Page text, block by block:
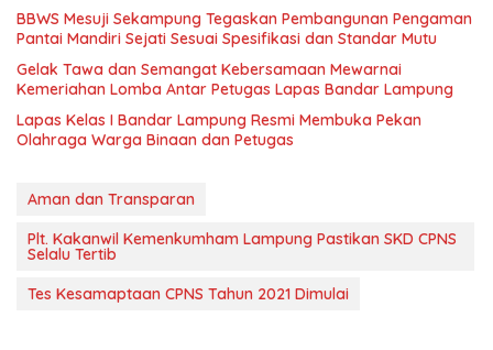
BBWS Mesuji Sekampung Tegaskan Pembangunan Pengaman
Pantai Mandiri Sejati Sesuai Spesifikasi dan Standar Mutu
Gelak Tawa dan Semangat Kebersamaan Mewarnai
Kemeriahan Lomba Antar Petugas Lapas Bandar Lampung
Lapas Kelas I Bandar Lampung Resmi Membuka Pekan
Olahraga Warga Binaan dan Petugas
Aman dan Transparan
Plt. Kakanwil Kemenkumham Lampung Pastikan SKD CPNS
Selalu Tertib
Tes Kesamaptaan CPNS Tahun 2021 Dimulai